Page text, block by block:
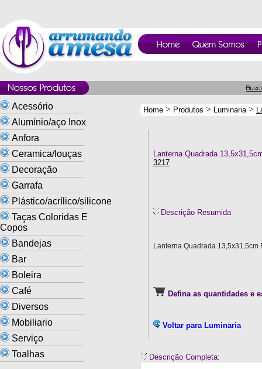
Acessório
Alumínio/aço Inox
Anfora
Ceramica/louças
Decoração
Garrafa
Plástico/acrílico/silicone
Taças Coloridas E
Copos
Bandejas
Bar
Boleira
Café
Diversos
Mobiliario
Serviço
Toalhas
Home > Produtos > Luminaria >
Lanterna Quadrada
3217
Descrição Resumida
Lanterna Quadrada 13,5x31,5cm
Defina as quantidades e
Voltar para Luminaria
Descrição Completa: